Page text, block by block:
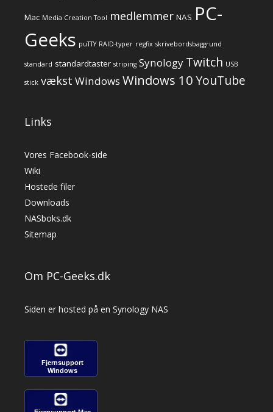
Mac Media Creation Tool medlemmer NAS PC-
Geeks puTTY RAID-typer regfix skrivebordsbaggrund
standard standardtaster striping Synology Twitch USB
stick vækst Windows Windows 10YouTube
Links
Vores Facebook-side
Wiki
Hostede filer
Downloads
NASboks.dk
Sitemap
Om PC-Geeks.dk
Siden er hosted på en Synology NAS
Fjernsupport
Windows